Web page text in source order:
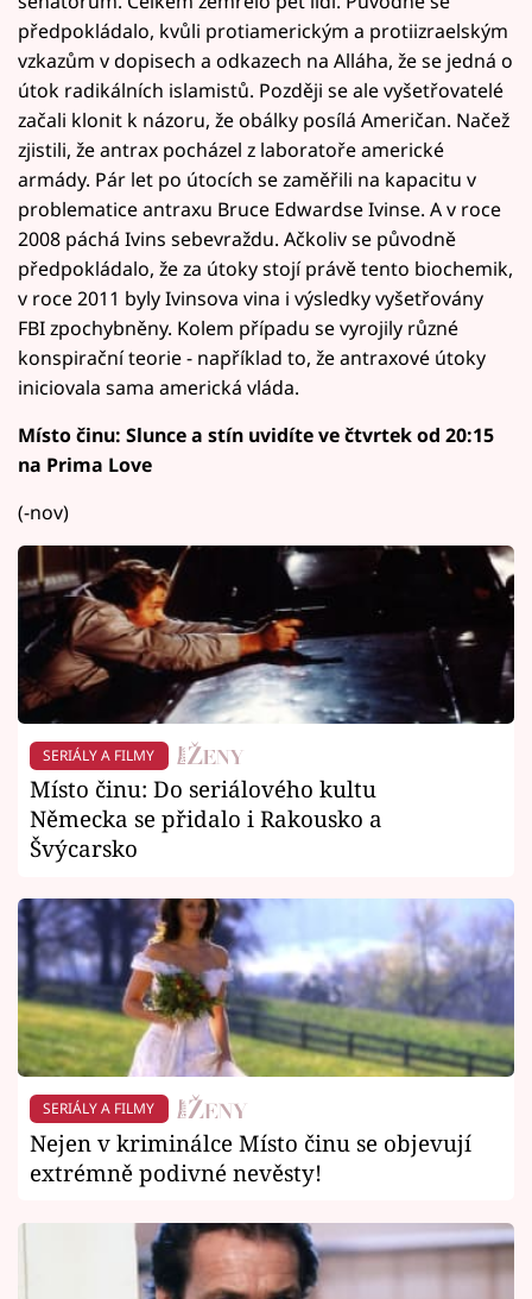
předpokládalo, kvůli protiamerickým a protiizraelským
vzkazům v dopisech a odkazech na Alláha, že se jedná o
útok radikálních islamistů. Později se ale vyšetřovatelé
začali klonit k názoru, že obálky posílá Američan. Načež
zjistili, že antrax pocházel z laboratoře americké
armády. Pár let po útocích se zaměřili na kapacitu v
problematice antraxu Bruce Edwardse Ivinse. A v roce
2008 páchá Ivins sebevraždu. Ačkoliv se původně
předpokládalo, že za útoky stojí právě tento biochemik,
v roce 2011 byly Ivinsova vina i výsledky vyšetřovány
FBI zpochybněny. Kolem případu se vyrojily různé
konspirační teorie - například to, že antraxové útoky
iniciovala sama americká vláda.
Místo činu: Slunce a stín uvidíte ve čtvrtek od 20:15
na Prima Love
(-nov)
SERIÁLY A FILMY
Místo činu: Do seriálového kultu
Německa se přidalo i Rakousko a
Švýcarsko
SERIÁLY A FILMY
Nejen v kriminálce Místo činu se objevují
extrémně podivné nevěsty!